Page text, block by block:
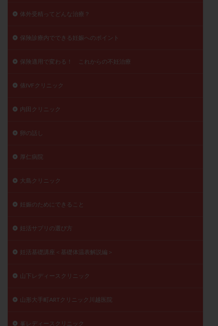
体外受精ってどんな治療？
保険診療内でできる妊娠へのポイント
保険適用で変わる！ これからの不妊治療
俵IVFクリニック
内田クリニック
卵の話し
厚仁病院
大島クリニック
妊娠のためにできること
妊活サプリの選び方
妊活基礎講座＜基礎体温表解説編＞
山下レディースクリニック
山形大手町ARTクリニック川越医院
峯レディースクリニック